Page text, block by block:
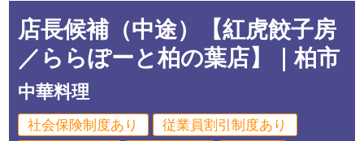
店長候補（中途）【紅虎餃子房
／ららぽーと柏の葉店】｜柏市
中華料理
社会保険制度あり
従業員割引制度あり